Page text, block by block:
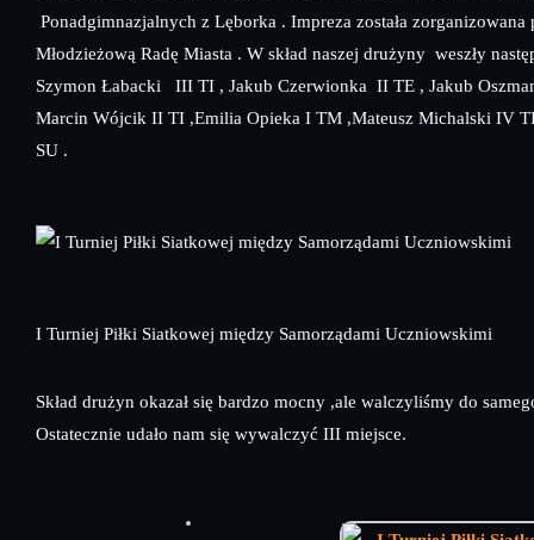
Ponadgimnazjalnych z Lęborka . Impreza została zorganizowana
Młodzieżową Radę Miasta . W skład naszej drużyny weszły
Szymon Łabacki III TI , Jakub Czerwionka II TE , Jakub
Marcin Wójcik II TI ,Emilia Opieka I TM ,Mateusz Michalski IV
SU .
I Turniej Piłki Siatkowej między Samorządami Uczniowskimi
Skład drużyn okazał się bardzo mocny ,ale walczyliśmy do
Ostatecznie udało nam się wywalczyć III miejsce.